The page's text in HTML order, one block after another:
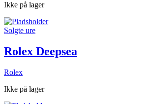
Ikke på lager
Solgte ure
Rolex Deepsea
Rolex
Ikke på lager